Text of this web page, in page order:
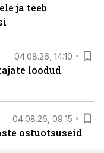
ja teeb
04.08.26, 14:10
loodud
04.08.26, 09:15
ostuotsuseid